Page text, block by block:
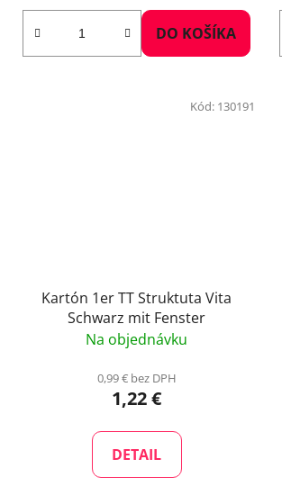
DO KOŠÍKA
Kartón 1er TT Struktuta Vita
Schwarz mit Fenster
Na objednávku
0,99 € bez DPH
1,22 €
DETAIL
Kód: 130191